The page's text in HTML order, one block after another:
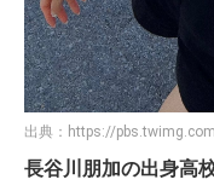
出典： https://pbs.twimg.com
長谷川朋加の出身高